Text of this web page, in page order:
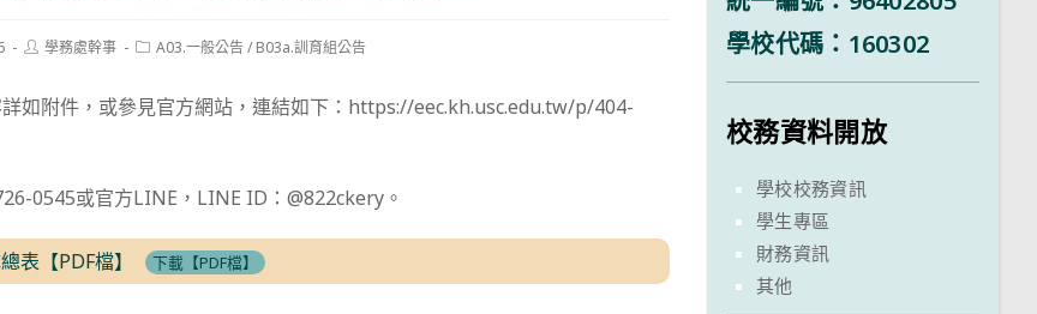
Post學務處幹事
PostA03.一般公告/ B03a.訓育組公告
如附件，或參見官方網站，連結如下：https://eec.kh.usc.edu.tw/p/404-
0545或官方LINE，LINE ID：@822ckery。
表【PDF檔】 下載【PDF檔】
學校代碼：160302
校務資料開放
學校校務資訊
學生專區
財務資訊
其他